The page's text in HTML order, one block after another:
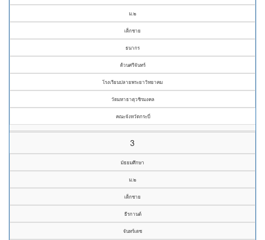
ม.๒
เด็กชาย
ธนากร
ด้วนศรีจันทร์
โรงเรียนปลายพระยาวิทยาคม
วัดมหาธาตุวชิรมงคล
คณะจังหวัดกระบี่
3
มัธยมศึกษา
ม.๒
เด็กชาย
ธีรกานต์
จันทร์เดช